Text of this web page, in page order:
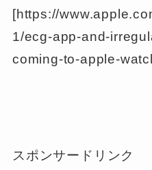
[https://
1/ecg-app-and-
coming-to-apple-
スポンサードリンク